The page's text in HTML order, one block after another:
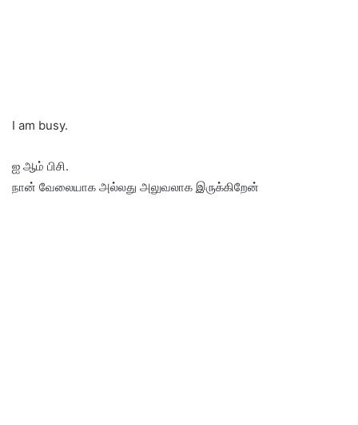
I am busy.
ஐ ஆம் பிசி.
நான் வேலையாக அல்லது அலுவலாக இருக்கிறேன்